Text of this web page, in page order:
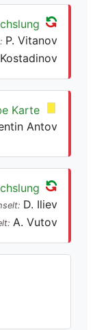
P. Vitanov
Karte
Antov
D. Iliev
A. Vutov